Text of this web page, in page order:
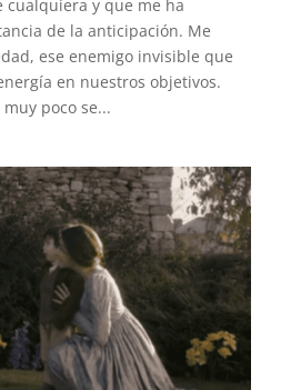
cualquiera y que me ha
de la anticipación. Me
ese enemigo invisible que
en nuestros objetivos.
poco se...